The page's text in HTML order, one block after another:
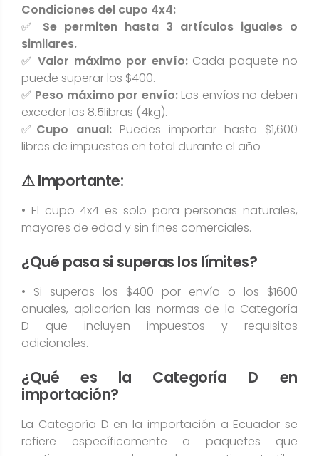
Condiciones del cupo 4x4:
✅
Se permiten hasta 3 artículos iguales o
similares.
✅ Valor máximo por envío:Cada paquete no
puede superar los $400.
✅ Peso máximo por envío:Los envíos no deben
exceder las 8.5libras (4kg).
✅ Cupo anual: Puedes importar hasta $1,600
libres de impuestos en total durante el año
⚠️ Importante:
• El cupo 4x4 es solo para personas naturales,
mayores de edad y sin fines comerciales.
¿Qué pasa si superas los límites?
• Si superas los $400 por envío o los $1600
anuales, aplicarían las normas de la Categoría
D que incluyen impuestos y requisitos
adicionales.
¿Qué es la Categoría D en
importación?
La Categoría D en la importación a Ecuador se
refiere específicamente a paquetes que